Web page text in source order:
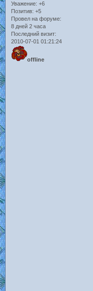
Уважение: +6
Позитив: +5
Провел на форуме:
8 дней 2 часа
Последний визит:
2010-07-01 01:21:24
offline